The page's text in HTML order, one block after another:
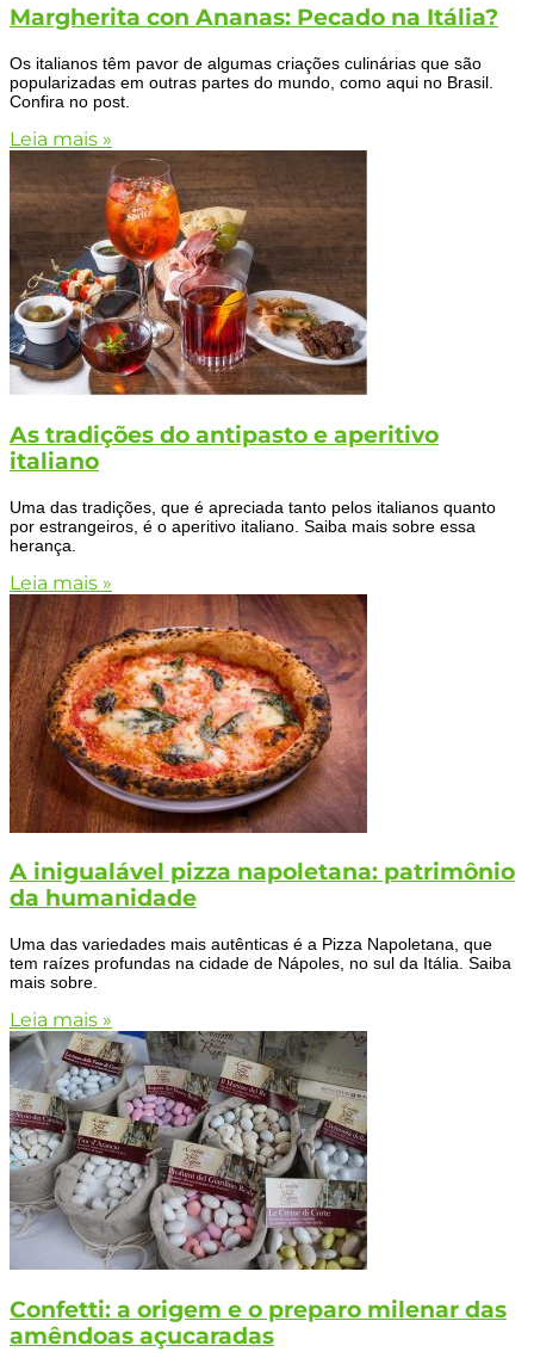
Margherita con Ananas: Pecado na Itália?
Os italianos têm pavor de algumas criações culinárias que são
popularizadas em outras partes do mundo, como aqui no Brasil.
Confira no post.
Leia mais »
As tradições do antipasto e aperitivo
italiano
Uma das tradições, que é apreciada tanto pelos italianos quanto
por estrangeiros, é o aperitivo italiano. Saiba mais sobre essa
herança.
Leia mais »
A inigualável pizza napoletana: patrimônio
da humanidade
Uma das variedades mais autênticas é a Pizza Napoletana, que
tem raízes profundas na cidade de Nápoles, no sul da Itália. Saiba
mais sobre.
Leia mais »
Confetti: a origem e o preparo milenar das
amêndoas açucaradas